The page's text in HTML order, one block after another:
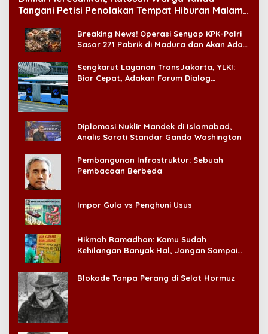
Tangani Petisi Penolakan Tempat Hiburan Malam
Breaking News! Operasi Senyap KPK-Polri
Sasar 271 Pabrik di Madura dan Akan Ada
Sengkarut Layanan TransJakarta, YLKI:
Biar Cepat, Adakan Forum Dialog
Diplomasi Nuklir Mandek di Islamabad,
Analis Soroti Standar Ganda Washington
Pembangunan Infrastruktur: Sebuah
Pembacaan Berbeda
Impor Gula vs Penghuni Usus
Hikmah Ramadhan: Kamu Sudah
Kehilangan Banyak Hal, Jangan Sampai
Blokade Tanpa Perang di Selat Hormuz